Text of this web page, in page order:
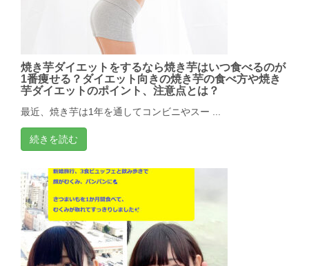
焼き芋ダイエットをするなら焼き芋はいつ食べるのが
1番痩せる？ダイエット向きの焼き芋の食べ方や焼き
芋ダイエットのポイント、注意点とは？
最近、焼き芋は1年を通してコンビニやスー ...
続きを読む